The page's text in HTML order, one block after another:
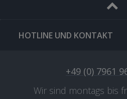
HOTLINE UND KONTAKT
+49 (0) 7961
Wir sind montags bis